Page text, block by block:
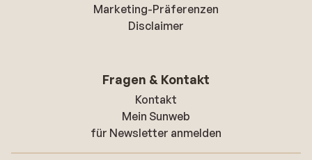
Marketing-Präferenzen
Disclaimer
Fragen & Kontakt
Kontakt
Mein Sunweb
für Newsletter anmelden